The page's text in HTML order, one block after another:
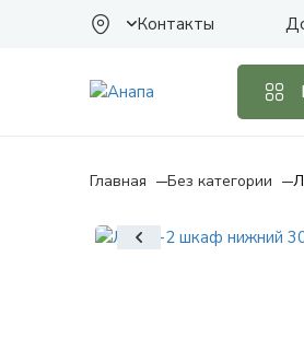
Контакты
Главная Без категории